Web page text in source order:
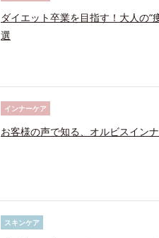
ダイエット卒業を目指す！大人の
選
インナーケア
お客様の声で知る、オルビスイン
スキンケア